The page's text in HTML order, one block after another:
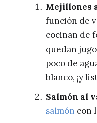
Mejillones
función de
cocinan de
quedan
poco de
blanco, ¡y
Salmón al
salmón con